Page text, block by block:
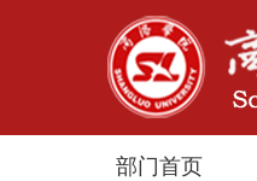
部门首页